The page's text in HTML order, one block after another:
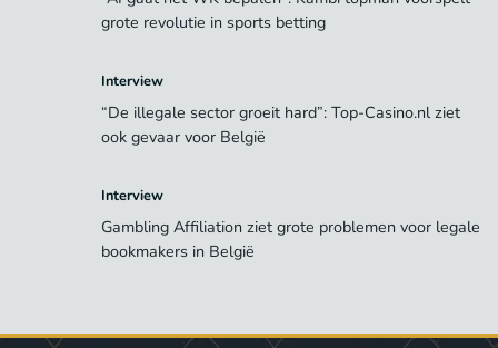
grote revolutie in sports betting
Interview
“De illegale sector groeit hard”: Top-Casino.nl ziet
ook gevaar voor België
Interview
Gambling Affiliation ziet grote problemen voor legale
bookmakers in België